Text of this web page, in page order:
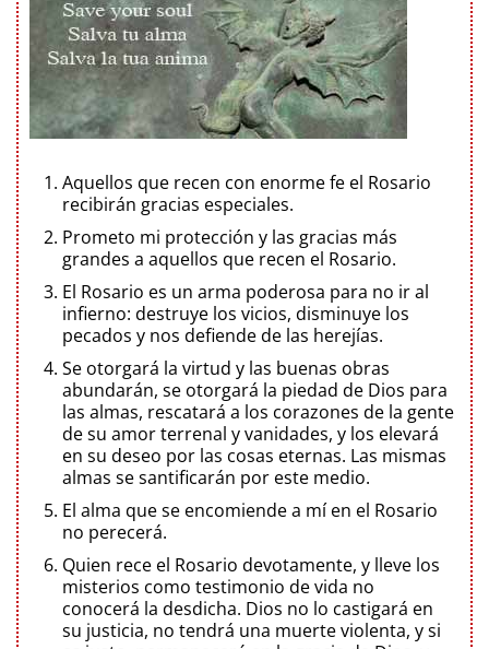
Aquellos que recen con enorme fe el Rosario
recibirán gracias especiales.
Prometo mi protección y las gracias más
grandes a aquellos que recen el Rosario.
El Rosario es un arma poderosa para no ir al
infierno: destruye los vicios, disminuye los
pecados y nos defiende de las herejías.
Se otorgará la virtud y las buenas obras
abundarán, se otorgará la piedad de Dios para
las almas, rescatará a los corazones de la gente
de su amor terrenal y vanidades, y los elevará
en su deseo por las cosas eternas. Las mismas
almas se santificarán por este medio.
El alma que se encomiende a mí en el Rosario
no perecerá.
Quien rece el Rosario devotamente, y lleve los
misterios como testimonio de vida no
conocerá la desdicha. Dios no lo castigará en
su justicia, no tendrá una muerte violenta, y si